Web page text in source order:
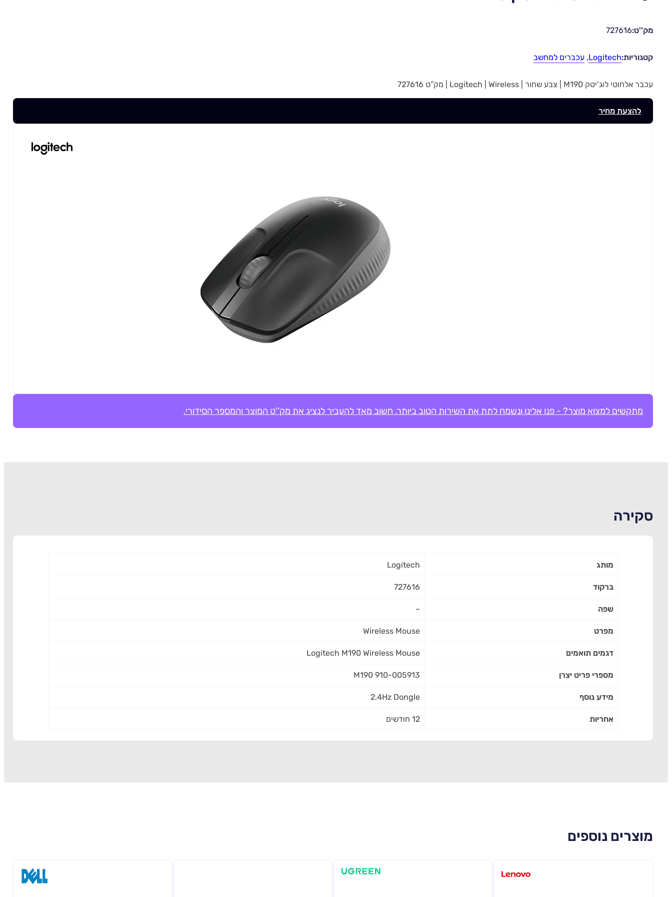
מק''ט:727616
קטגוריות:Logitech
, עכברים למחשב
עכבר אלחוטי לוג’יטק M190 | צבע שחור | Logitech | Wireless | מק”ט 727616
להצעת מחיר
מתקשים למצוא מוצר? - פנו אלינו ונשמח לתת את השירות הטוב ביותר. חשוב מאד להעביר לנציג את מק''ט המוצר והמספר הסידורי.
סקירה
מותג Logitech
ברקוד 727616
שפה –
מפרט Wireless Mouse
דגמים תואמים Logitech M190 Wireless Mouse
מספרי פריט יצרן M190 910-005913
מידע נוסף 2.4Hz Dongle
אחריות 12 חודשים
מוצרים נוספים